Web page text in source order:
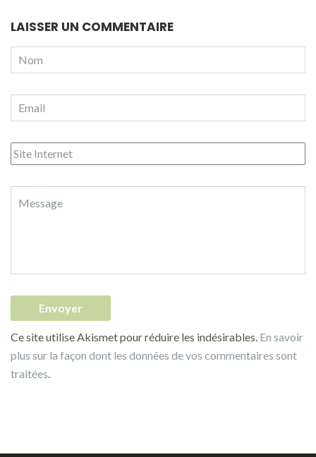
LAISSER UN COMMENTAIRE
Ce site utilise Akismet pour réduire les indésirables. En savoir
plus sur la façon dont les données de vos commentaires sont
traitées